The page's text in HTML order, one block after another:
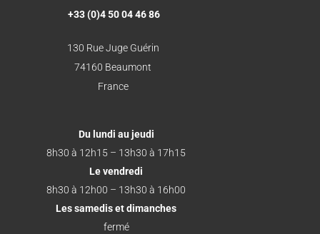
+33 (0)4 50 04 46 86
130 Rue Juge Guérin
74160 Beaumont
France
Du lundi au jeudi
8h30 à 12h15 – 13h30 à 17h15
Le vendredi
8h30 à 12h00 – 13h30 à 16h00
Les samedis et dimanches
fermé